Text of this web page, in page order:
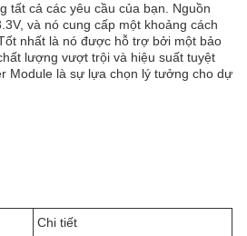
tất cả các yêu cầu của bạn. Nguồn
và nó cung cấp một khoảng cách
nhất là nó được hỗ trợ bởi một bảo
lượng vượt trội và hiệu suất tuyệt
Module là sự lựa chọn lý tưởng cho dự
Chi tiết